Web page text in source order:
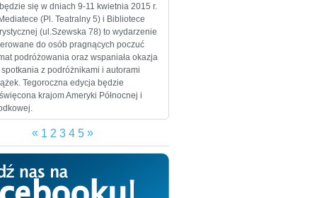
się w dniach 9-11 kwietnia 2015 r.
(Pl. Teatralny 5) i Bibliotece
(ul.Szewska 78) to wydarzenie
do osób pragnących poczuć
podróżowania oraz wspaniała okazja
z podróżnikami i autorami
Tegoroczna edycja będzie
krajom Ameryki Północnej i
« 1 2 3 4 5 »